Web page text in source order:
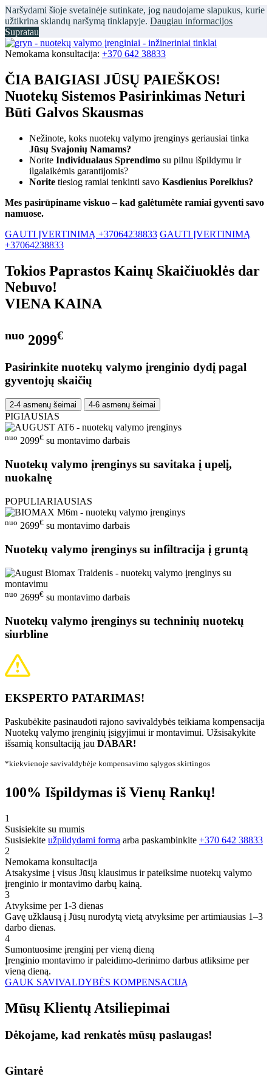
Naršydami šioje svetainėje sutinkate, jog naudojame slapukus, kurie
užtikrina sklandų naršymą tinklapyje. Daugiau informacijos
Supratau
Nemokama konsultacija: +370 642 38833
ČIA BAIGIASI JŪSŲ PAIEŠKOS!
Nuotekų Sistemos Pasirinkimas Neturi
Būti Galvos Skausmas
Nežinote, koks nuotekų valymo įrenginys geriausiai tinka
Jūsų Svajonių Namams?
Norite Individualaus Sprendimo su pilnu išpildymu ir
ilgalaikėmis garantijomis?
Norite tiesiog ramiai tenkinti savo Kasdienius Poreikius?
Mes pasirūpiname viskuo – kad galėtumėte ramiai gyventi savo
namuose.
GAUTI ĮVERTINIMĄ +37064238833 GAUTI ĮVERTINIMĄ
+37064238833
Tokios Paprastos Kainų Skaičiuoklės dar
Nebuvo!
VIENA KAINA
nuo 2099€
Pasirinkite nuotekų valymo įrenginio dydį pagal
gyventojų skaičių
2-4 asmenų šeimai 4-6 asmenų šeimai
PIGIAUSIAS
nuo 2099€ su montavimo darbais
Nuotekų valymo įrenginys su savitaka į upelį,
nuokalnę
POPULIARIAUSIAS
nuo 2699€ su montavimo darbais
Nuotekų valymo įrenginys su infiltracija į gruntą
nuo 2699€ su montavimo darbais
Nuotekų valymo įrenginys su techninių nuotekų
siurbline
EKSPERTO PATARIMAS!
Paskubėkite pasinaudoti rajono savivaldybės teikiama kompensacija
Nuotekų valymo įrenginių įsigyjimui ir montavimui. Užsisakykite
išsamią konsultaciją jau DABAR!
*kiekvienoje savivaldybėje kompensavimo sąlygos skirtingos
100% Išpildymas iš Vienų Rankų!
1
Susisiekite su mumis
Susisiekite užpildydami formą arba paskambinkite +370 642 38833
2
Nemokama konsultacija
Atsakysime į visus Jūsų klausimus ir pateiksime nuotekų valymo
įrenginio ir montavimo darbų kainą.
3
Atvyksime per 1-3 dienas
Gavę užklausą į Jūsų nurodytą vietą atvyksime per artimiausias 1–3
darbo dienas.
4
Sumontuosime įrenginį per vieną dieną
Įrenginio montavimo ir paleidimo-derinimo darbus atliksime per
vieną dieną.
GAUK SAVIVALDYBĖS KOMPENSACIJĄ
Mūsų Klientų Atsiliepimai
Dėkojame, kad renkatės mūsų paslaugas!
Gintarė